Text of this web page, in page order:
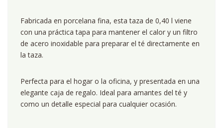
Fabricada en porcelana fina, esta taza de 0,40 l viene
con una práctica tapa para mantener el calor y un filtro
de acero inoxidable para preparar el té directamente en
la taza.
Perfecta para el hogar o la oficina, y presentada en una
elegante caja de regalo. Ideal para amantes del té y
como un detalle especial para cualquier ocasión.